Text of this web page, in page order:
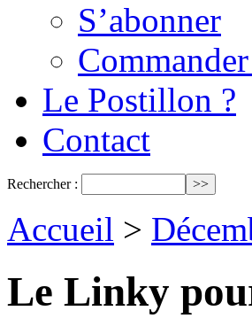
S’abonner
Le Postillon ?
Contact
Rechercher :
Accueil >
Le Linky